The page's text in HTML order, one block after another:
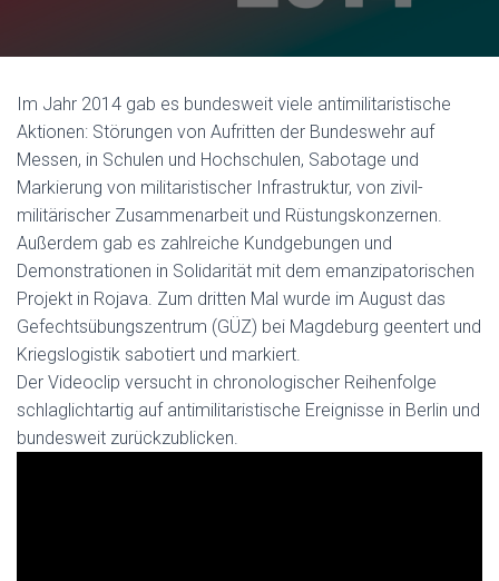
Im Jahr 2014 gab es bundesweit viele antimilitaristische
Aktionen: Störungen von Aufritten der Bundeswehr auf
Messen, in Schulen und Hochschulen, Sabotage und
Markierung von militaristischer Infrastruktur, von zivil-
militärischer Zusammenarbeit und Rüstungskonzernen.
Außerdem gab es zahlreiche Kundgebungen und
Demonstrationen in Solidarität mit dem emanzipatorischen
Projekt in Rojava. Zum dritten Mal wurde im August das
Gefechtsübungszentrum (GÜZ) bei Magdeburg geentert und
Kriegslogistik sabotiert und markiert.
Der Videoclip versucht in chronologischer Reihenfolge
schlaglichtartig auf antimilitaristische Ereignisse in Berlin und
bundesweit zurückzublicken.